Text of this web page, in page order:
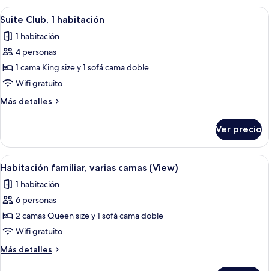
la
alberca
(Poolside)
camas
size,
junto
la
alberca
Abrir
todas
las
fotos
de
Suite
Club,
1
Habitación de hotel con una cama
11
Suite Club, 1 habitación
1 habitación
4 personas
1 cama King size y 1 sofá cama doble
Wifi gratuito
Más detalles
Más
Club,
habitación
Ver precio
Abrir
todas
las
fotos
de
Habitación
familiar,
varias
Habitación de hotel con dos camas,
7
Habitación familiar, varias camas (View)
1 habitación
6 personas
2 camas Queen size y 1 sofá cama doble
Wifi gratuito
Más detalles
Más